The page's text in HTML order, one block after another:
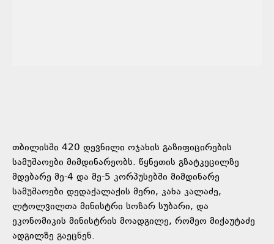
თბილისში 420 დევნილი ოჯახის გაზიფიცირების
სამუშაოები მიმდინარეობს. წყნეთის გზატკეცილზე
მდებარე მე-4 და მე-5 კორპუსებში მიმდინარე
სამუშაოები დედაქალაქის მერი, კახა კალაძე,
ლტოლვილთა მინისტრი სოზარ სუბარი, და
ეკონომიკის მინისტრის მოადგილე, რომეო მიქაუტაძე
ადგილზე გაეცნენ.